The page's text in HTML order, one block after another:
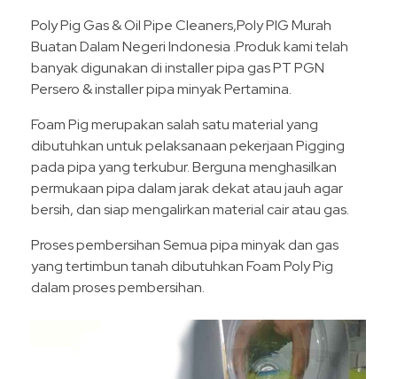
Poly Pig Gas & Oil Pipe Cleaners,Poly PIG Murah
Buatan Dalam Negeri Indonesia .Produk kami telah
banyak digunakan di installer pipa gas PT PGN
Persero & installer pipa minyak Pertamina.
Foam Pig merupakan salah satu material yang
dibutuhkan untuk pelaksanaan pekerjaan Pigging
pada pipa yang terkubur. Berguna menghasilkan
permukaan pipa dalam jarak dekat atau jauh agar
bersih, dan siap mengalirkan material cair atau gas.
Proses pembersihan Semua pipa minyak dan gas
yang tertimbun tanah dibutuhkan Foam Poly Pig
dalam proses pembersihan.